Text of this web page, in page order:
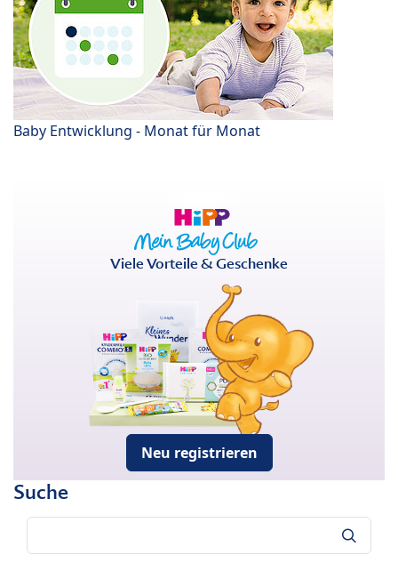
Baby Entwicklung - Monat für Monat
Viele Vorteile & Geschenke
Neu registrieren
Suche